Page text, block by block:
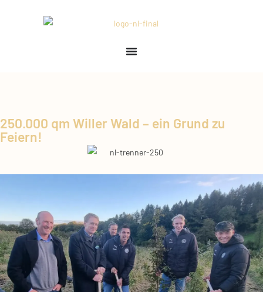
250.000 qm Willer Wald – ein Grund zu
Feiern!